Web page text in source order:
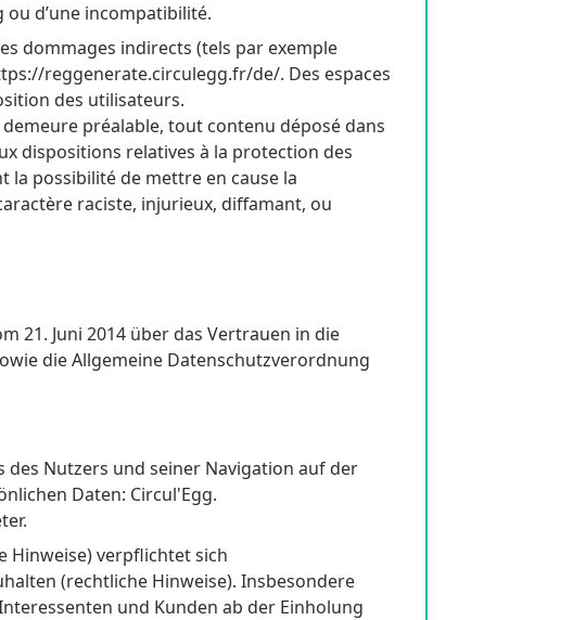
d’une incompatibilité.
dommages indirects (tels par exemple
reggenerate.circulegg.fr/de/. Des espaces
des utilisateurs.
préalable, tout contenu déposé dans
dispositions relatives à la protection des
la possibilité de mettre en cause la
raciste, injurieux, diffamant, ou
21. Juni 2014 über das Vertrauen in die
die Allgemeine Datenschutzverordnung
des Nutzers und seiner Navigation auf der
Daten: Circul'Egg.
Hinweise) verpflichtet sich
(rechtliche Hinweise). Insbesondere
und Kunden ab der Einholung